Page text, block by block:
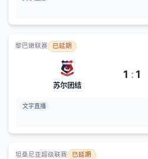
黎巴嫩联赛 已延期
苏尔团结
1 :1
文字直播
坦桑尼亚超级联赛 已延期